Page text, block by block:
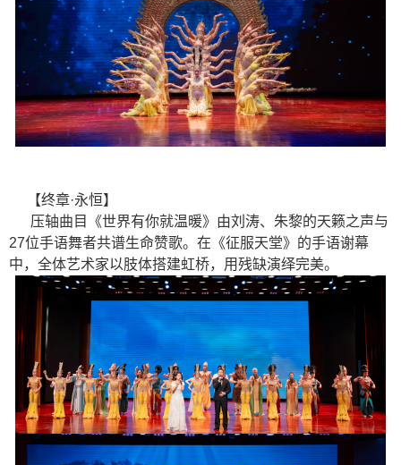
【终章·永恒】
压轴曲目《世界有你就温暖》由刘涛、朱黎的天籁之声与
27位手语舞者共谱生命赞歌。在《征服天堂》的手语谢幕
中，全体艺术家以肢体搭建虹桥，用残缺演绎完美。